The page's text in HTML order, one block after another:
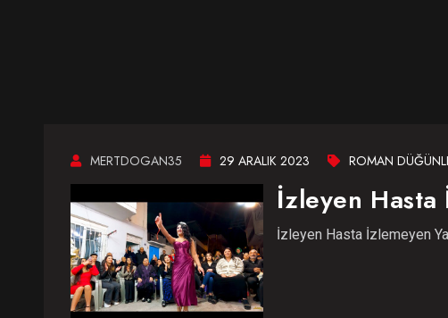
MERTDOGAN35 29 ARALIK 2023 ROMAN
İzleyen Hasta
İzleyen Hasta İzlemeyen